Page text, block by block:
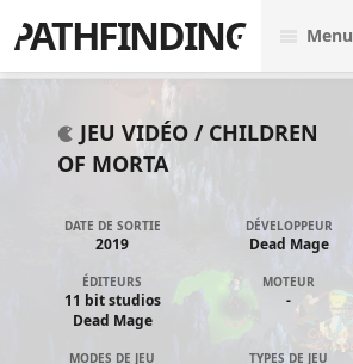
PATHFINDING Menu
JEU VIDÉO / CHILDREN
OF MORTA
DATE DE SORTIE
2019
DÉVELOPPEUR
Dead Mage
ÉDITEURS
11 bit studios
Dead Mage
MOTEUR
-
MODES DE JEU TYPES DE JEU